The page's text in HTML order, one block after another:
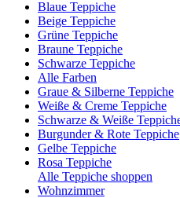
Blaue Teppiche
Beige Teppiche
Grüne Teppiche
Braune Teppiche
Schwarze Teppiche
Alle Farben
Graue & Silberne Teppiche
Weiße & Creme Teppiche
Schwarze & Weiße
Burgunder & Rote Teppiche
Gelbe Teppiche
Rosa Teppiche
Alle Teppiche shoppen
Wohnzimmer